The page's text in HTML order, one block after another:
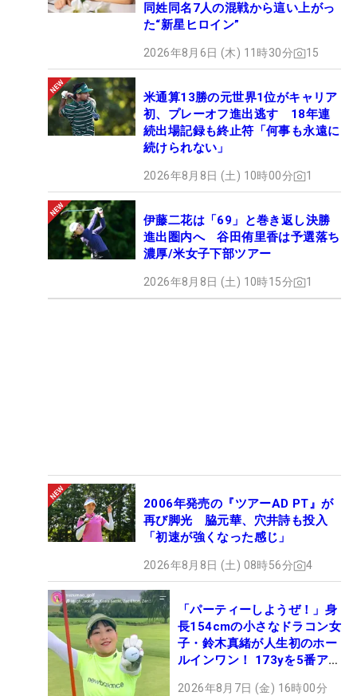
同姓同名7人の混戦から這い上がっ
た“新星ヒロイン”
2026年8月6日 (木) 11時30分 15
米通算13勝の元世界1位がキャリア
初、プレーオフ進出逃す 18年連
続出場記録も終止符「何事も永遠に
続けられない」
2026年8月8日 (土) 10時00分 1
伊藤二花は「69」と巻き返し決勝
進出圏内へ 谷田侑里香は予選落ち
濃厚/米女子下部ツアー
2026年8月8日 (土) 10時15分 1
2006年発売の『ツアーAD PT』が
再び脚光 脇元華、穴井詩も投入
「初速が強くなった感じ」
2026年8月8日 (土) 08時56分 4
「パーティーしようぜ！」身
長154cmの小さなドラコン女
子・鈴木真緒が人生初のホー
ルインワン！ 173yを5番アイ
2026年8月7日 (金) 16時00分